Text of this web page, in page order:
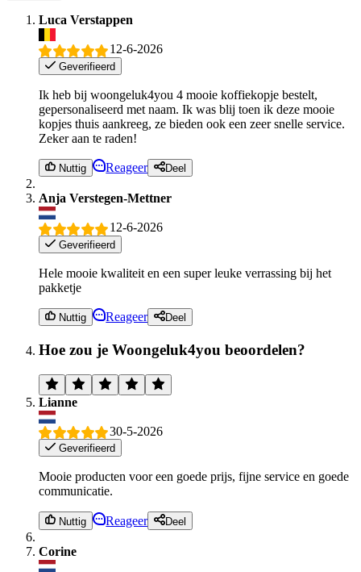
Luca Verstappen
12-6-2026
Geverifieerd
Ik heb bij woongeluk4you 4 mooie koffiekopje bestelt,
gepersonaliseerd met naam. Ik was blij toen ik deze mooie
kopjes thuis aankreeg, ze bieden ook een zeer snelle service.
Zeker aan te raden!
Nuttig Reageer Deel
Anja Verstegen-Mettner
12-6-2026
Geverifieerd
Hele mooie kwaliteit en een super leuke verrassing bij het
pakketje
Nuttig Reageer Deel
Hoe zou je Woongeluk4you beoordelen?
Lianne
30-5-2026
Geverifieerd
Mooie producten voor een goede prijs, fijne service en goede
communicatie.
Nuttig Reageer Deel
Corine